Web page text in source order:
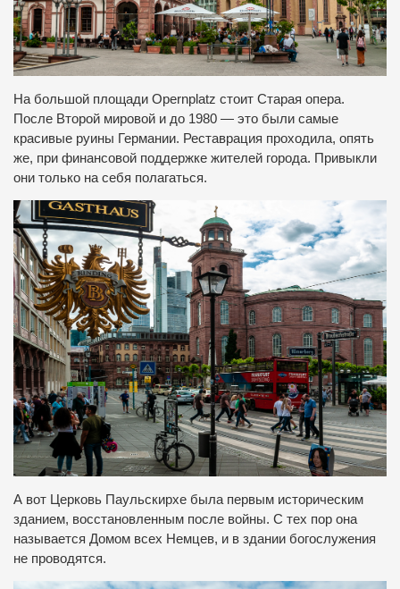
На большой площади Opernplatz стоит Старая опера.
После Второй мировой и до 1980 — это были самые
красивые руины Германии. Реставрация проходила, опять
же, при финансовой поддержке жителей города. Привыкли
они только на себя полагаться.
А вот Церковь Паульскирхе была первым историческим
зданием, восстановленным после войны. С тех пор она
называется Домом всех Немцев, и в здании богослужения
не проводятся.